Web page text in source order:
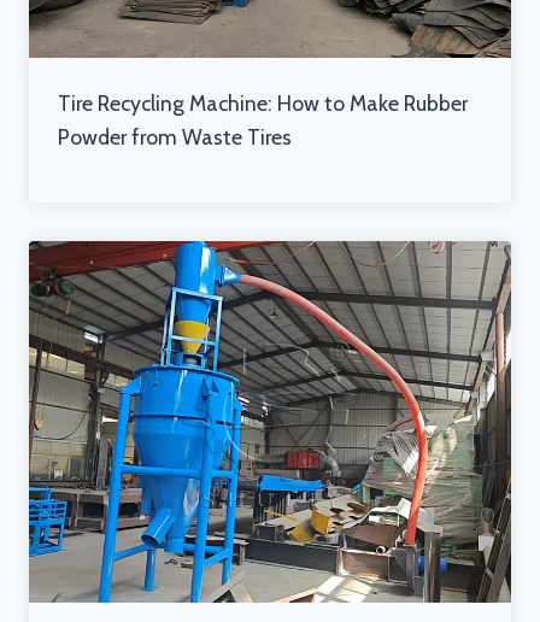
Tire Recycling Machine: How to Make Rubber
Powder from Waste Tires